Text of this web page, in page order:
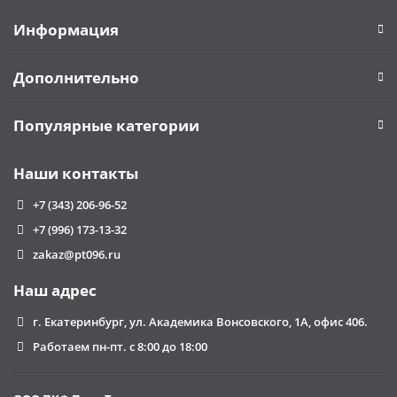
Осуществляем доставку своим автотранспортом по
прямая экспортная поставка продукции.
Информация
Дополнительно
Популярные категории
Наши контакты
+7 (343) 206-96-52
+7 (996) 173-13-32
zakaz@pt096.ru
Наш адрес
г. Екатеринбург, ул. Академика Вонсовского, 1А, офис 406.
Работаем пн-пт. с 8:00 до 18:00